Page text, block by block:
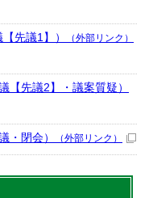
先議1】） （外部リンク）
先議2】・議案質疑）
・閉会） （外部リンク）